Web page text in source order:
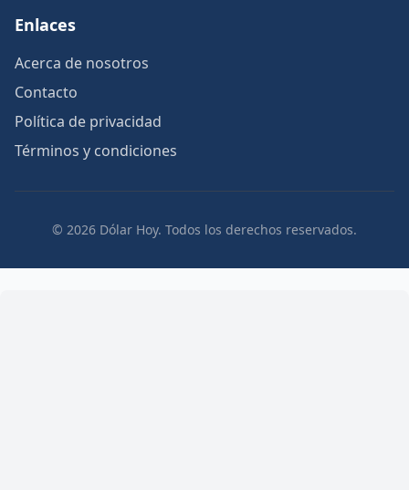
Enlaces
Acerca de nosotros
Contacto
Política de privacidad
Términos y condiciones
© 2026 Dólar Hoy. Todos los derechos reservados.